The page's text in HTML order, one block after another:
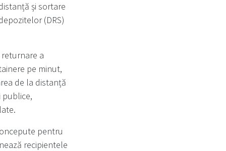
și sortare
(DRS)
a
pe minut,
de la distanță
publice,
pentru
recipientele